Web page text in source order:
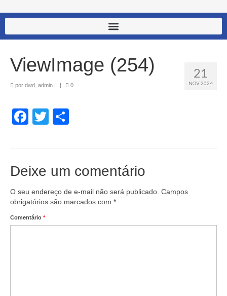
21
NOV 2024
ViewImage (254)
por dwd_admin 0
Facebook
Twitter
Deixe um comentário
O seu endereço de e-mail não será publicado. Campos
obrigatórios são marcados com *
Comentário *